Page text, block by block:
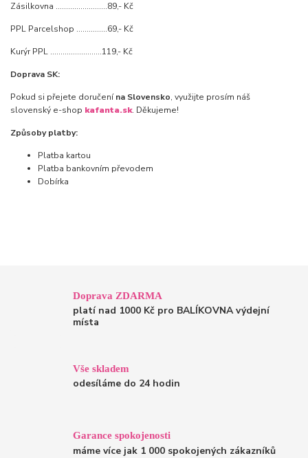
Zásilkovna .........................89,- Kč
PPL Parcelshop ...............69,- Kč
Kurýr PPL .........................119,- Kč
Doprava SK:
Pokud si přejete doručenína Slovensko, využijte prosím náš
slovenský e-shop kafanta.sk. Děkujeme!
Způsoby platby:
Platba kartou
Platba bankovním převodem
Dobírka
Doprava ZDARMA
platí nad 1000 Kč pro BALÍKOVNA výdejní
místa
Vše skladem
odesíláme do 24 hodin
Garance spokojenosti
máme více jak 1 000 spokojených zákazníků